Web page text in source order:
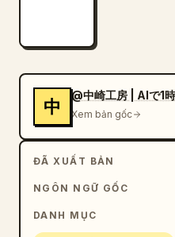
中 Xem bản gốc
ĐÃ XUẤT BẢN
NGÔN NGỮ GỐC
DANH MỤC